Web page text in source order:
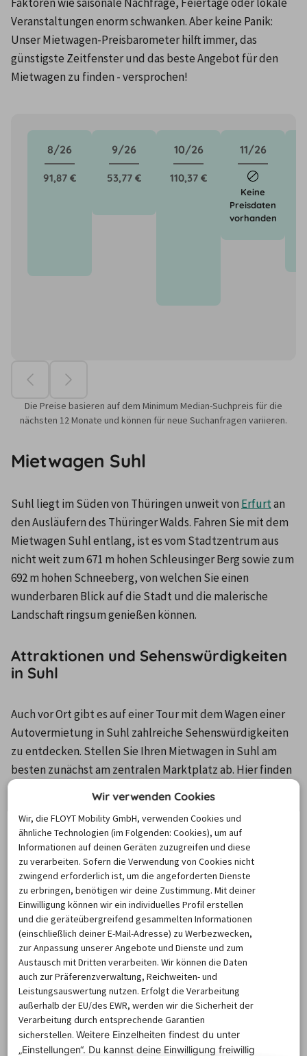
Veranstaltungen enorm schwanken. Aber keine Panik:
Unser Mietwagen-Preisbarometer hilft immer, das
günstigste Zeitfenster und das beste Angebot für den
Mietwagen zu finden - versprochen!
8/26
91,87 €
9/26
53,77 €
10/26
110,37 €
11/26
Keine
Preisdaten
vorhanden
Die Preise basieren auf dem Minimum Median-Suchpreis für die
nächsten 12 Monate und können für neue Suchanfragen variieren.
Mietwagen Suhl
Suhl liegt im Süden von Thüringen unweit von Erfurt an
den Ausläufern des Thüringer Walds. Fahren Sie mit dem
Mietwagen Suhl entlang, ist es vom Stadtzentrum aus
nicht weit zum 671 m hohen Schleusinger Berg sowie zum
692 m hohen Schneeberg, von welchen Sie einen
wunderbaren Blick auf die Stadt und die malerische
Landschaft ringsum genießen können.
Attraktionen und Sehenswürdigkeiten
in Suhl
Auch vor Ort gibt es auf einer Tour mit dem Wagen einer
Autovermietung in Suhl zahlreiche Sehenswürdigkeiten
zu entdecken. Stellen Sie Ihren Mietwagen in Suhl am
besten zunächst am zentralen Marktplatz ab. Hier finden
umgebaut wurde. Nicht minder sehenswert ist das
Fachwerkensemble, welches sich im Ortsteil Heinrichs
befindet. Teilweise stammen die Gebäude noch aus dem
frühen 16. Jahrhundert. Mit dem Mietwagen Suhl
erfahrend, sollten Sie zudem dem Waffenschmied-
Denkmal einen Besuch abstatten. Dieses befindet sich im
Zentrum der Stadt und wurde im Jahre 1903 errichtet.
Die Stadt wurde überregional für ihre Waffenproduktion
bekannt - fahren Sie mit dem Wagen einer
Autovermietung Suhl entlang, können Sie sich hierüber
im Waffenmuseum etwas genauer informieren. Dieses
befindet sich in einem historischen Malzhaus aus dem
Jahre 1663 und stellt anhand unzähliger wertvoller
Wir verwenden Cookies
Wir, die FLOYT Mobility GmbH, verwenden Cookies und
ähnliche Technologien (im Folgenden: Cookies), um auf
Informationen auf deinen Geräten zuzugreifen und diese
zu verarbeiten. Sofern die Verwendung von Cookies nicht
zwingend erforderlich ist, um die angeforderten Dienste
zu erbringen, benötigen wir deine Zustimmung. Mit deiner
Einwilligung können wir ein individuelles Profil erstellen
und die geräteübergreifend gesammelten Informationen
(einschließlich deiner E-Mail-Adresse) zu Werbezwecken,
zur Anpassung unserer Angebote und Dienste und zum
Austausch mit Dritten verarbeiten. Wir können die Daten
auch zur Präferenzverwaltung, Reichweiten- und
Leistungsauswertung nutzen. Erfolgt die Verarbeitung
außerhalb der EU/des EWR, werden wir die Sicherheit der
Verarbeitung durch entsprechende Garantien
sicherstellen.Weitere Einzelheiten findest du unter
„Einstellungen“. Du kannst deine Einwilligung freiwillig